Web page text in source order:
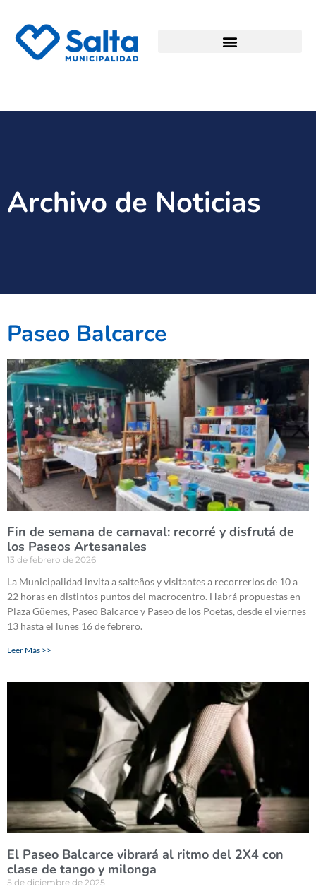
Archivo de Noticias
Paseo Balcarce
Fin de semana de carnaval: recorré y disfrutá de
los Paseos Artesanales
13 de febrero de 2026
La Municipalidad invita a salteños y visitantes a recorrerlos de 10 a
22 horas en distintos puntos del macrocentro. Habrá propuestas en
Plaza Güemes, Paseo Balcarce y Paseo de los Poetas, desde el viernes
13 hasta el lunes 16 de febrero.
Leer Más >>
El Paseo Balcarce vibrará al ritmo del 2X4 con
clase de tango y milonga
5 de diciembre de 2025